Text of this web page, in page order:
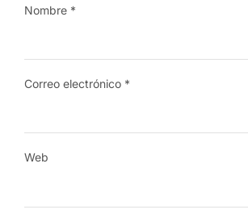
Nombre *
Correo electrónico *
Web